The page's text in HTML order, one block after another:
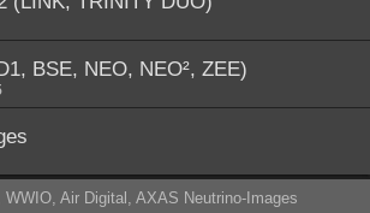
BSE, NEO, NEO², ZEE)
Air Digital, AXAS Neutrino-Images